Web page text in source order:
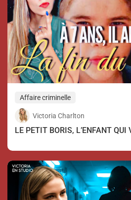
Affaire criminelle
Victoria Charlton
LE PETIT BORIS, L’ENFANT QUI